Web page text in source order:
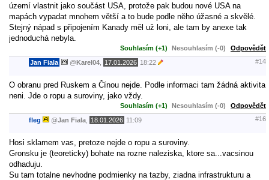
území vlastnit jako součást USA, protože pak budou nové USA na
mapách vypadat mnohem větší a to bude podle něho úžasné a skvělé.
Stejný nápad s připojením Kanady měl už loni, ale tam by anexe tak
jednoduchá nebyla.
Souhlasím (+1) Nesouhlasím (-0) Odpovědět
Jan Fiala @Karel04 17.01.2026 18:22 #14
O obranu pred Ruskem a Čínou nejde. Podle informaci tam žádná aktivita
neni. Jde o ropu a suroviny, jako vždy.
Souhlasím (+1) Nesouhlasím (-0) Odpovědět
fleg @Jan Fiala 18.01.2026 11:09 #16
Hosi sklamem vas, pretoze nejde o ropu a suroviny.
Gronsku je (teoreticky) bohate na rozne naleziska, ktore sa...vacsinou
odhaduju.
Su tam totalne nevhodne podmienky na tazby, ziadna infrastrukturu a